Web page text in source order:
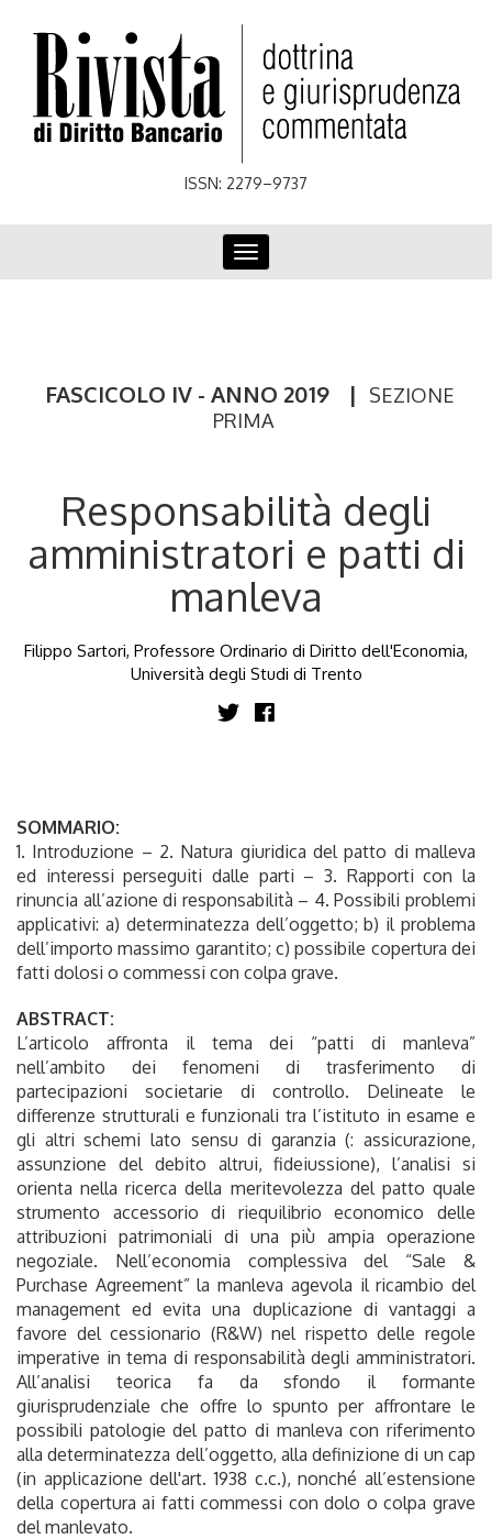
ISSN: 2279–9737
Toggle
navigation
FASCICOLO IV - ANNO 2019 |
SEZIONE
PRIMA
Responsabilità degli
amministratori e patti di
manleva
Filippo Sartori, Professore Ordinario di Diritto dell'Economia,
Università degli Studi di Trento
SOMMARIO:
1. Introduzione – 2. Natura giuridica del patto di malleva
ed interessi perseguiti dalle parti – 3. Rapporti con la
rinuncia all’azione di responsabilità – 4. Possibili problemi
applicativi: a) determinatezza dell’oggetto; b) il problema
dell’importo massimo garantito; c) possibile copertura dei
fatti dolosi o commessi con colpa grave.
ABSTRACT:
L’articolo affronta il tema dei “patti di manleva”
nell’ambito dei fenomeni di trasferimento di
partecipazioni societarie di controllo. Delineate le
differenze strutturali e funzionali tra l’istituto in esame e
gli altri schemi lato sensu di garanzia (: assicurazione,
assunzione del debito altrui, fideiussione), l’analisi si
orienta nella ricerca della meritevolezza del patto quale
strumento accessorio di riequilibrio economico delle
attribuzioni patrimoniali di una più ampia operazione
negoziale. Nell’economia complessiva del “Sale &
Purchase Agreement” la manleva agevola il ricambio del
management ed evita una duplicazione di vantaggi a
favore del cessionario (R&W) nel rispetto delle regole
imperative in tema di responsabilità degli amministratori.
All’analisi teorica fa da sfondo il formante
giurisprudenziale che offre lo spunto per affrontare le
possibili patologie del patto di manleva con riferimento
alla determinatezza dell’oggetto, alla definizione di un cap
(in applicazione dell'art. 1938 c.c.), nonché all’estensione
della copertura ai fatti commessi con dolo o colpa grave
del manlevato.